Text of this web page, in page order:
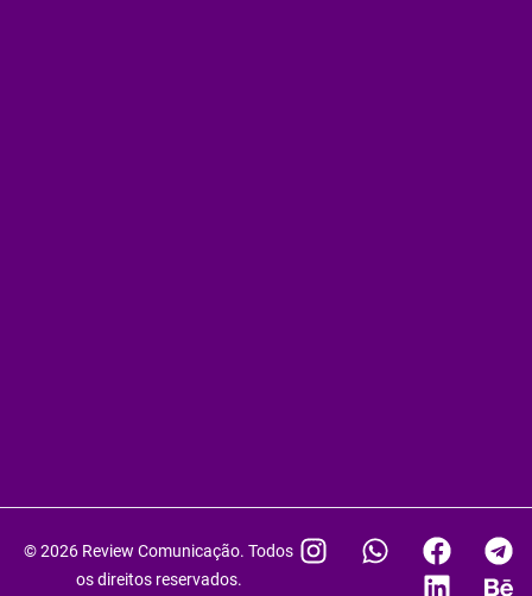
© 2026 Review Comunicação. Todos
os direitos reservados.
I
W
F
a
T
e
L
i
B
e